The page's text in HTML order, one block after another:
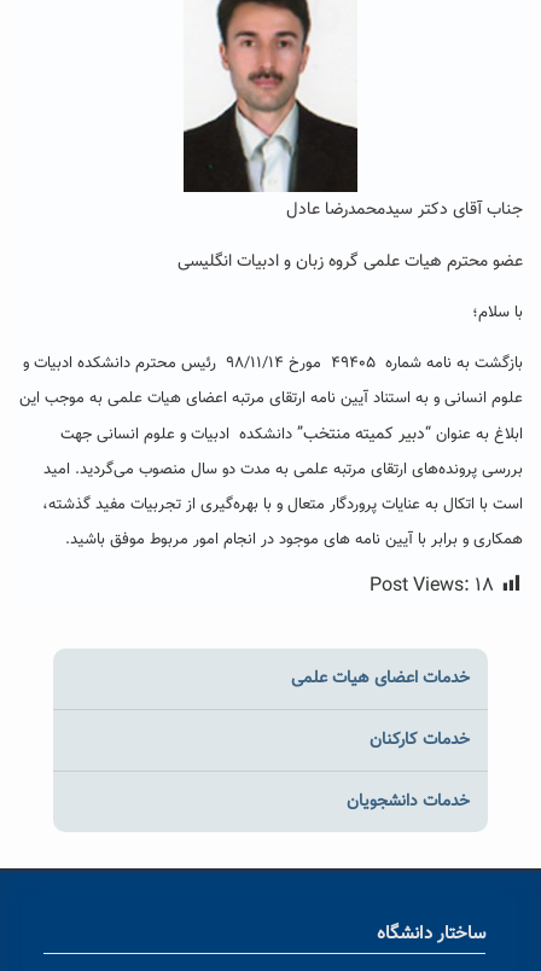
جناب آقای دکتر سیدمحمدرضا عادل
عضو محترم هیات علمی گروه زبان و ادبیات انگلیسی
با سلام؛
بازگشت به نامه شماره ۴۹۴۰۵ مورخ ۹۸/۱۱/۱۴ رئیس محترم دانشکده ادبیات و
علوم انسانی و به استناد آیین نامه ارتقای مرتبه اعضای هیات علمی به موجب این
ابلاغ به عنوان “دبیر کمیته منتخب” دانشکده ادبیات و علوم انسانی جهت
بررسی پرونده‌های ارتقای مرتبه علمی به مدت دو سال منصوب می‌گردید. امید
است با اتکال به عنایات پروردگار متعال و با بهره‌گیری از تجربیات مفید گذشته،
همکاری و برابر با آیین نامه های موجود در انجام امور مربوط موفق باشید.
Post Views: ۱۸
خدمات اعضای هیات علمی
خدمات کارکنان
خدمات دانشجویان
ساختار دانشگاه